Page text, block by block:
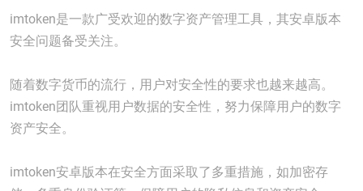
imtoken是一款广受欢迎的数字资产管理工具，其安卓版本
安全问题备受关注。
随着数字货币的流行，用户对安全性的要求也越来越高。
imtoken团队重视用户数据的安全性，努力保障用户的数字
资产安全。
imtoken安卓版本在安全方面采取了多重措施，如加密存